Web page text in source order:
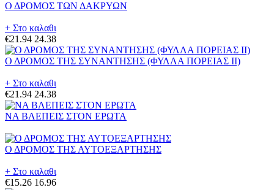
Ο ΔΡΟΜΟΣ ΤΩΝ ΔΑΚΡΥΩΝ
+ Στο καλαθι
€21.94 24.38
Ο ΔΡΟΜΟΣ ΤΗΣ ΣΥΝΑΝΤΗΣΗΣ (ΦΥΛΛΑ ΠΟΡΕΙΑΣ II)
+ Στο καλαθι
€21.94 24.38
ΝΑ ΒΛΕΠΕΙΣ ΣΤΟΝ ΕΡΩΤΑ
Ο ΔΡΟΜΟΣ ΤΗΣ ΑΥΤΟΕΞΑΡΤΗΣΗΣ
+ Στο καλαθι
€15.26 16.96